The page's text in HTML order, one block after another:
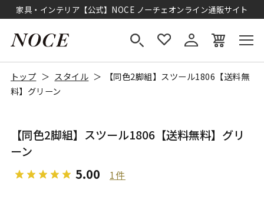
家具・インテリア【公式】NOCE ノーチェオンライン通販サイト
トップ スタイル
【同色2脚組】スツール1806【送料無
料】グリーン
【同色2脚組】スツール1806【送料無料】グリ
ーン
5.00 1件